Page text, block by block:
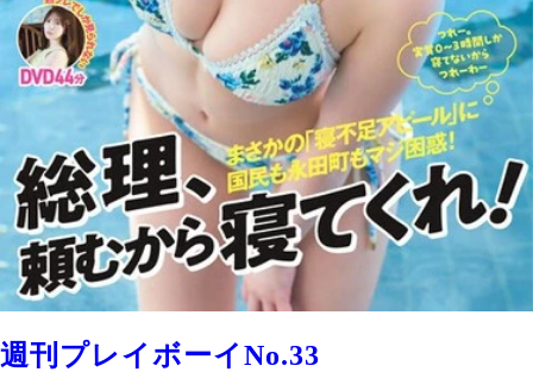
週刊プレイボーイNo.33